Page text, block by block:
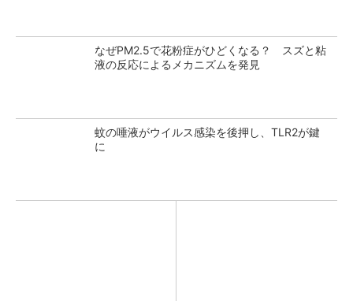
なぜPM2.5で花粉症がひどくなる？ スズと粘
液の反応によるメカニズムを発見
蚊の唾液がウイルス感染を後押し、TLR2が鍵
に